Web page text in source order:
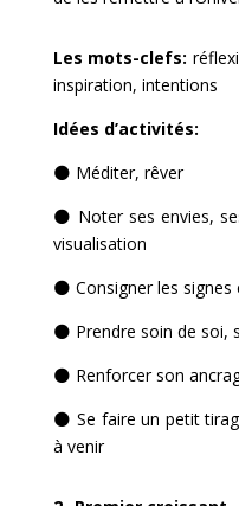
Les mots-clefs:
inspiration, intentions
Idées d’activités:
🌑 Méditer, rêver
🌑 Noter ses envies,
visualisation
🌑 Consigner les
🌑 Prendre soin de soi,
🌑 Renforcer son
🌑Se faire un petit
à venir